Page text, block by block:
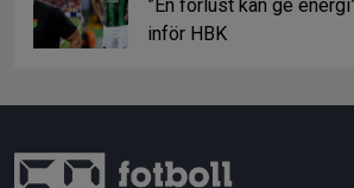
”En förlust kan ge
inför HBK